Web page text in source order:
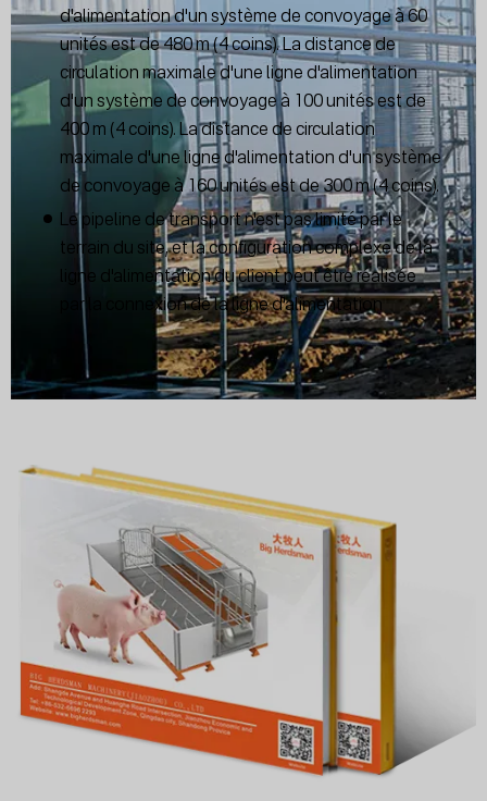
d'alimentation d'un système de convoyage à 60
unités est de 480 m (4 coins). La distance de
circulation maximale d'une ligne d'alimentation
d'un système de convoyage à 100 unités est de
400 m (4 coins). La distance de circulation
maximale d'une ligne d'alimentation d'un système
de convoyage à 160 unités est de 300 m (4 coins).
Le pipeline de transport n'est pas limité par le
terrain du site, et la configuration complexe de la
ligne d'alimentation du client peut être réalisée
par la connexion de la ligne d'alimentation